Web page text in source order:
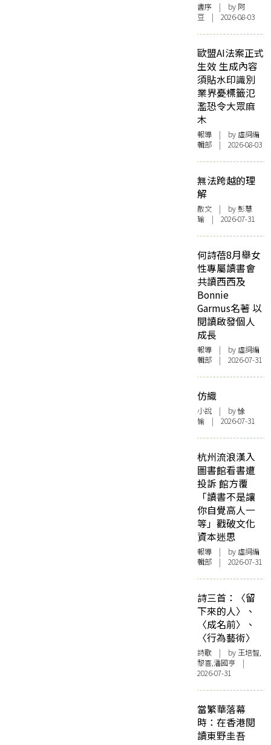
書序 | by 阿
豆 | 2026-08-03
歐盟AI法案正式
生效 生成內容
須貼水印識別
業界憂標籤氾
濫恐令大眾麻
木
報導 | by 虛詞編
輯部 | 2026-08-03
無法跨越的理
解
散文 | by 彭慧
瑜 | 2026-07-31
何詩蓓8月舉女
性專屬讀書會
共讀西西及
Bonnie
Garmus名著 以
閱讀啟發個人
成長
報導 | by 虛詞編
輯部 | 2026-07-31
仿織
小說 | by 悇
愉 | 2026-07-31
杭州流浪漢入
圖書館看書遭
投訴 館方覆
「讀書不是讓
你自覺高人一
等」戳破文化
資本迷思
報導 | by 虛詞編
輯部 | 2026-07-31
詩三首：〈留
下來的人〉、
〈成名前〉、
〈行為藝術〉
詩歌 | by 王培智,
黎喜,潘國亨 |
2026-07-31
當繁華落幕
時：在香港閱
讀東野圭吾